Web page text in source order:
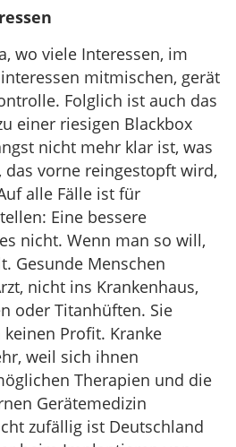
wo viele Interessen, im
mitmischen, gerät
Folglich ist auch das
einer riesigen Blackbox
nicht mehr klar ist, was
das vorne reingestopft wird,
alle Fälle ist für
Eine bessere
nicht. Wenn man so will,
Gesunde Menschen
nicht ins Krankenhaus,
oder Titanhüften. Sie
Profit. Kranke
weil sich ihnen
Therapien und die
Gerätemedizin
zufällig ist Deutschland